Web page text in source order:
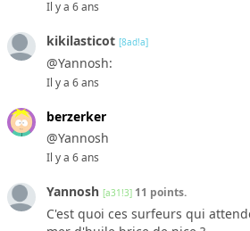
Il y a 6 ans
kikilasticot [8ad!a]
@Yannosh:
Il y a 6 ans
berzerker
@Yannosh
Il y a 6 ans
Yannosh [a31!3] 11 points.
C'est quoi ces surfeurs qui